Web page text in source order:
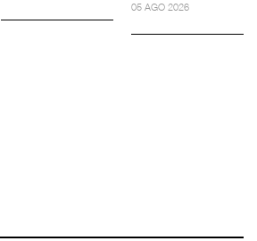
05 AGO 2026